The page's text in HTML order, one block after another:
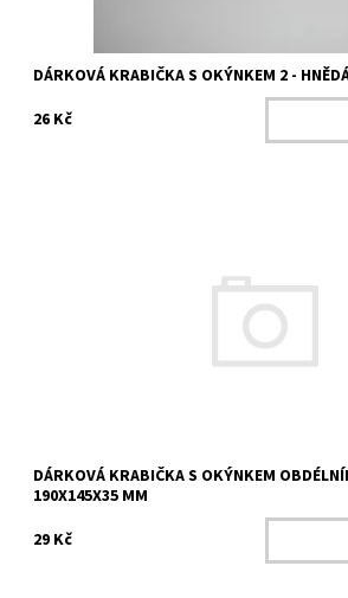
DÁRKOVÁ KRABIČKA S OKÝNKEM 2 -
26 Kč
DÁRKOVÁ KRABIČKA S OKÝNKEM
190X145X35 MM
29 Kč